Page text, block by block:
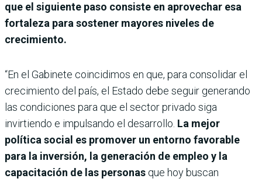
que el siguiente paso consiste en aprovechar esa
fortaleza para sostener mayores niveles de
crecimiento.
“En el Gabinete coincidimos en que, para consolidar el
crecimiento del país, el Estado debe seguir generando
las condiciones para que el sector privado siga
invirtiendo e impulsando el desarrollo. La mejor
política social es promover un entorno favorable
para la inversión, la generación de empleo y la
capacitación de las personas que hoy buscan